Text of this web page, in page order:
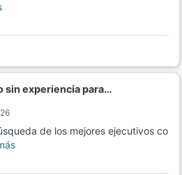
sin experiencia para…
de los mejores ejecutivos co